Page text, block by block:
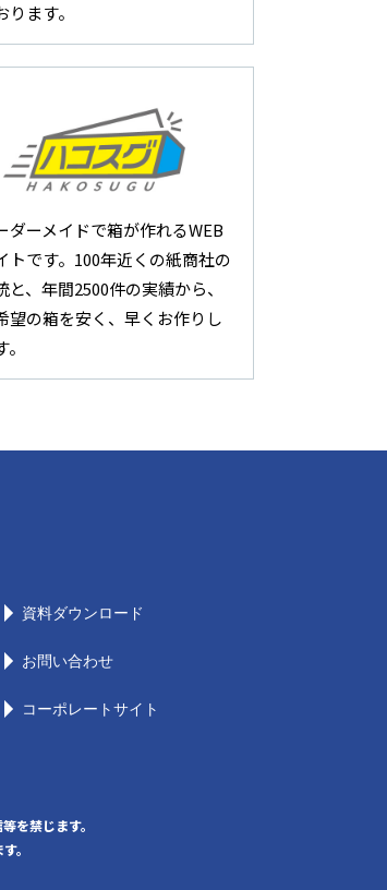
ります。
ダーメイドで箱が作れるWEB
トです。100年近くの紙商社の
と、年間2500件の実績から、
望の箱を安く、早くお作りし
資料ダウンロード
お問い合わせ
コーポレートサイト
禁じます。
。